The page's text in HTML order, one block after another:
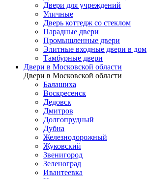
Двери для учреждений
Уличные
Дверь коттедж со стеклом
Парадные двери
Промышленные двери
Элитные входные двери в дом
Тамбурные двери
Двери в Московской области
Двери в Московской области
Балашиха
Воскресенск
Дедовск
Дмитров
Долгопрудный
Дубна
Железнодорожный
Жуковский
Звенигород
Зеленоград
Ивантеевка